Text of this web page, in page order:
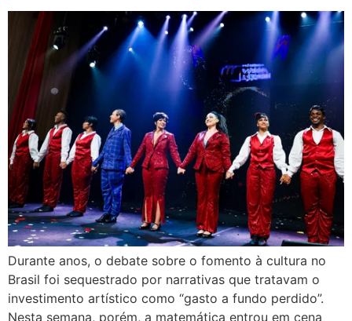
Durante anos, o debate sobre o fomento à cultura no
Brasil foi sequestrado por narrativas que tratavam o
investimento artístico como “gasto a fundo perdido”.
Nesta semana, porém, a matemática entrou em cena